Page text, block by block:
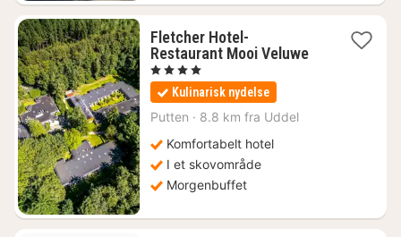
Fletcher Hotel-
Restaurant Mooi Veluwe1
, 4 Stjerner
Kulinarisk nydelse
Putten · 8.8 km fra Uddel
Komfortabelt hotel
I et skovområde
Morgenbuffet